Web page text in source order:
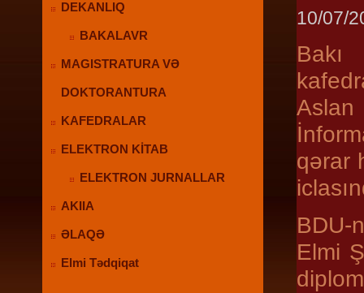
DEKANLIQ
BAKALAVR
MAGISTRATURA VƏ
DOKTORANTURA
KAFEDRALAR
ELEKTRON KİTAB
ELEKTRON JURNALLAR
AKIIA
ƏLAQƏ
Elmi Tədqiqat
10/07/
qərar
BDU-
Elmi